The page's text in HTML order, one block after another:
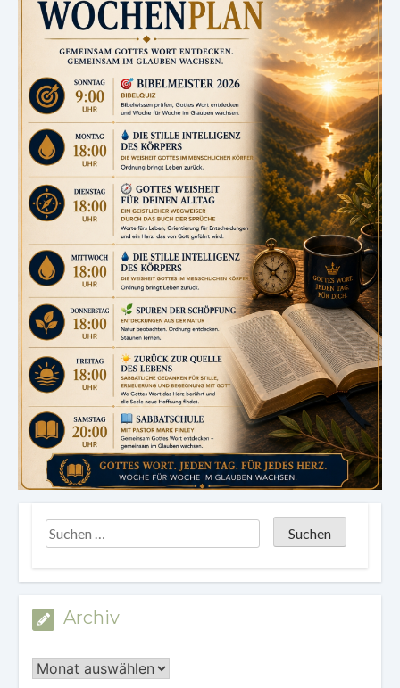
Archiv
Archiv